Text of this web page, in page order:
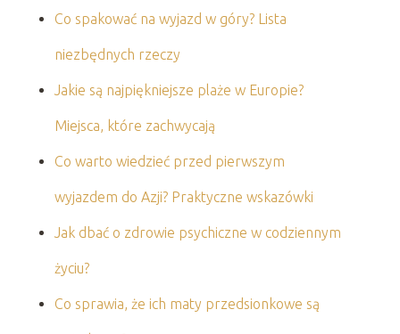
Co spakować na wyjazd w góry? Lista
niezbędnych rzeczy
Jakie są najpiękniejsze plaże w Europie?
Miejsca, które zachwycają
Co warto wiedzieć przed pierwszym
wyjazdem do Azji? Praktyczne wskazówki
Jak dbać o zdrowie psychiczne w codziennym
życiu?
Co sprawia, że ich maty przedsionkowe są